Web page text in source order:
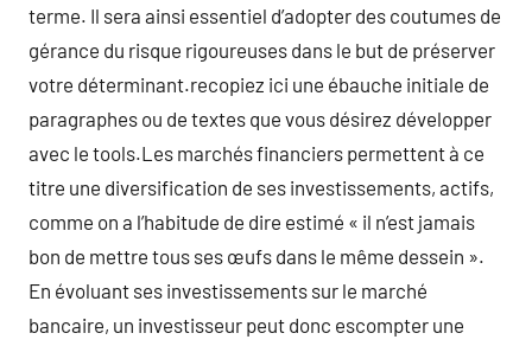
terme. Il sera ainsi essentiel d’adopter des coutumes de
gérance du risque rigoureuses dans le but de préserver
votre déterminant.recopiez ici une ébauche initiale de
paragraphes ou de textes que vous désirez développer
avec le tools.Les marchés financiers permettent à ce
titre une diversification de ses investissements, actifs,
comme on a l’habitude de dire estimé « il n’est jamais
bon de mettre tous ses œufs dans le même dessein ».
En évoluant ses investissements sur le marché
bancaire, un investisseur peut donc escompter une